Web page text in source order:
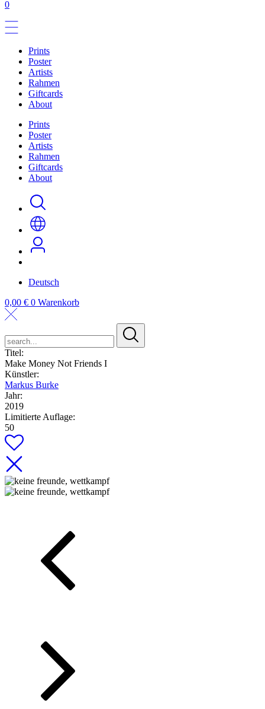
0
Prints
Poster
Artists
Rahmen
Giftcards
About
Prints
Poster
Artists
Rahmen
Giftcards
About
Deutsch
0,00 € 0 Warenkorb
Titel:
Make Money Not Friends I
Künstler:
Markus Burke
Jahr:
2019
Limitierte Auflage:
50